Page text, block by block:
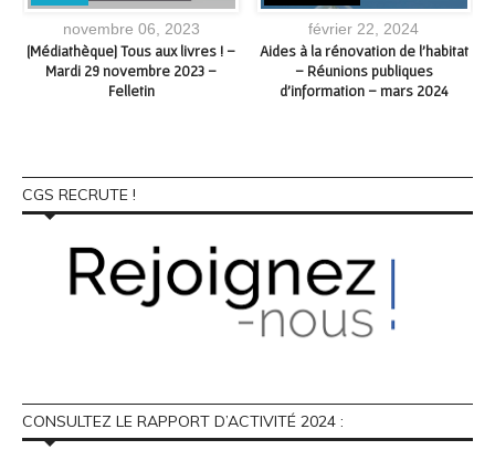
novembre 06, 2023
[Médiathèque] Tous aux livres ! –
Mardi 29 novembre 2023 –
Felletin
février 22, 2024
Aides à la rénovation de l’habitat
– Réunions publiques
d’information – mars 2024
CGS RECRUTE !
CONSULTEZ LE RAPPORT D’ACTIVITÉ 2024 :